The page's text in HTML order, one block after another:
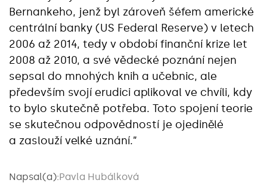
Bernankeho, jenž byl zároveň šéfem americké
centrální banky (US Federal Reserve) v letech
2006 až 2014, tedy v období finanční krize let
2008 až 2010, a své vědecké poznání nejen
sepsal do mnohých knih a učebnic, ale
především svojí erudici aplikoval ve chvíli, kdy
to bylo skutečně potřeba. Toto spojení teorie
se skutečnou odpovědností je ojedinělé
a zaslouží velké uznání.”
Napsal(a):Pavla Hubálková